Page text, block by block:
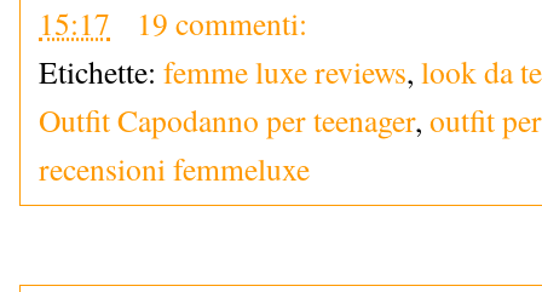
15:17
19 commenti:
Etichette: femme luxe reviews, look da
Outfit Capodanno per teenager, outfit
recensioni femmeluxe